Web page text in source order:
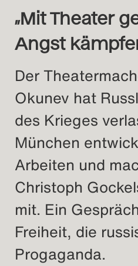
„Mit Theater
Angst
Der
Okunev hat
des Krieges
München
Arbeiten und
Christoph
mit. Ein
Freiheit, die
Progaganda.